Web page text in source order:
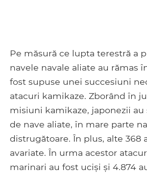
Pe măsură ce lupta terestră a
navele navale aliate au rămas
fost supuse unei succesiuni
atacuri kamikaze. Zborând în
misiuni kamikaze, japonezii au
de nave aliate, în mare parte
distrugătoare. În plus, alte 368
avariate. În urma acestor
marinari au fost uciși și 4.874